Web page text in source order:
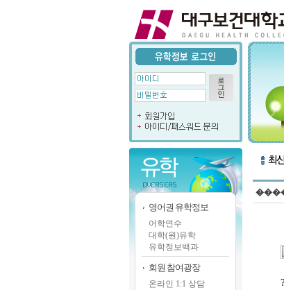
영어권 유학정보
어학연수
대학(원)유학
유학정보백과
회원 참여광장
온라인 1:1 상담